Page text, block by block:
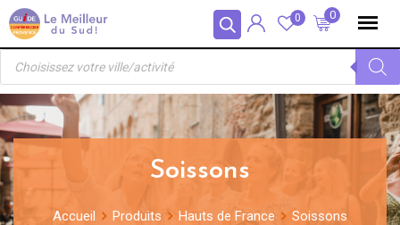
Panneau de gestion des cookies
Skip
to
content
0
0
Recherche
produits
Soissons
Accueil Produits Hauts de France Soissons